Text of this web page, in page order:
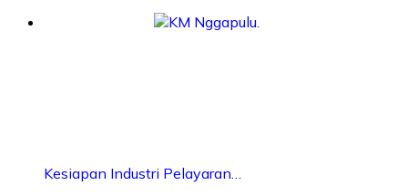
Kesiapan Industri Pelayaran…